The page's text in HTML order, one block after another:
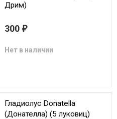
Дрим)
300 ₽
Нет в наличии
Гладиолус Donatella
(Донателла) (5 луковиц)